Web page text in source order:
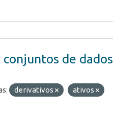
de dados
derivativos
ativos